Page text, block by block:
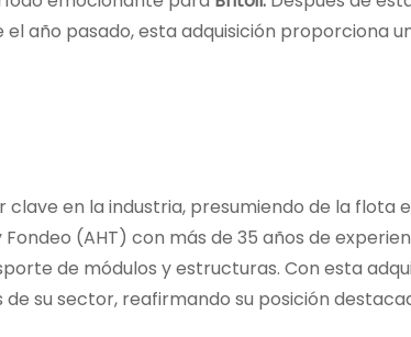
año pasado, esta adquisición proporciona
en la industria, presumiendo de la flota
(AHT) con más de 35 años de
de módulos y estructuras. Con esta
su sector, reafirmando su posición